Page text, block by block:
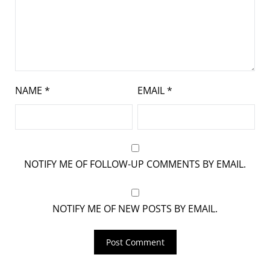
NAME * EMAIL*
NOTIFY ME OF FOLLOW-UP COMMENTS BY EMAIL.
NOTIFY ME OF NEW POSTS BY EMAIL.